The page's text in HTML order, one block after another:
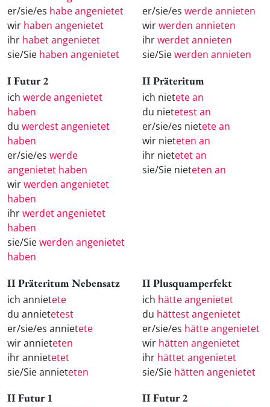
er/sie/es habe angenietet
wir haben angenietet
ihr habet angenietet
sie/Sie haben angenietet
er/sie/es werde annieten
wirwerden annieten
ihrwerdet annieten
sie/Siewerden annieten
I Futur 2
ich werde angenietet
haben
du werdest angenietet
haben
er/sie/es werde
angenietet haben
wirwerden angenietet
haben
ihrwerdet angenietet
haben
sie/Siewerden angenietet
haben
II Präteritum
ich nietete an
du nietetest an
er/sie/es nietete an
wir nieteten an
ihr nietetet an
sie/Sie nieteten an
II Präteritum Nebensatz
ich annietete
du annietetest
er/sie/es annietete
wir annieteten
ihr annietetet
sie/Sie annieteten
II Plusquamperfekt
ich hätte angenietet
du hättest angenietet
er/sie/es hätte angenietet
wir hätten angenietet
ihr hättet angenietet
sie/Sie hätten angenietet
II Futur 1 II Futur 2